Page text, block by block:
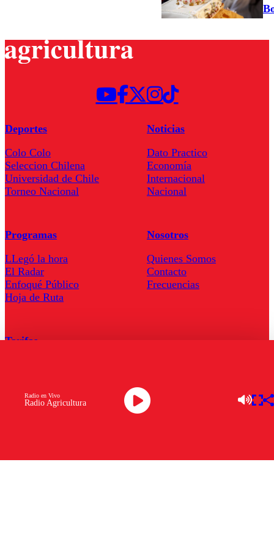
Radio Agricultura
Radio en Vivo
Deportes
Colo Colo
Seleccion Chilena
Universidad de Chile
Torneo Nacional
Noticias
Dato Practico
Economía
Internacional
Nacional
Programas
LLegó la hora
El Radar
Enfoqué Público
Hoja de Ruta
Nosotros
Quienes Somos
Contacto
Frecuencias
Tarifas
Descarga la APP